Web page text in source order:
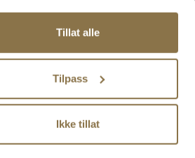
Tillat alle
Tilpass
Ikke tillat